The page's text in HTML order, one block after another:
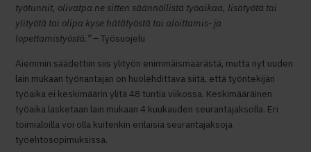
työtunnit, olivatpa ne sitten säännöllistä työaikaa, lisätyötä tai
ylityötä tai olipa kyse hätätyöstä tai aloittamis- ja
lopettamistyöstä.” –Työsuojelu
Aiemmin säädettiin siis ylityön enimmäismäärästä, mutta nyt uuden
lain mukaan työnantajan on huolehdittava siitä, että työntekijän
työaika ei keskimäärin ylitä 48 tuntia viikossa. Keskimääräinen
työaika lasketaan lain mukaan 4 kuukauden seurantajaksolla. Eri
toimialoilla voi olla kuitenkin erilaisia seurantajaksoja
työehtosopimuksissa.